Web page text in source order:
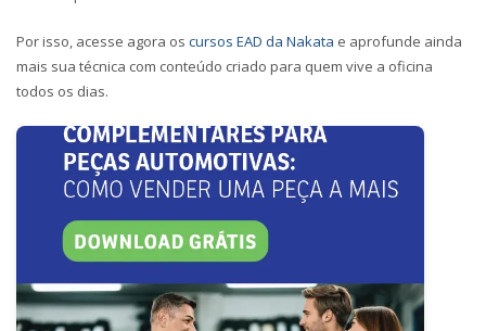
Por isso, acesse agora os cursos EAD da Nakata e aprofunde ainda
mais sua técnica com conteúdo criado para quem vive a oficina
todos os dias.